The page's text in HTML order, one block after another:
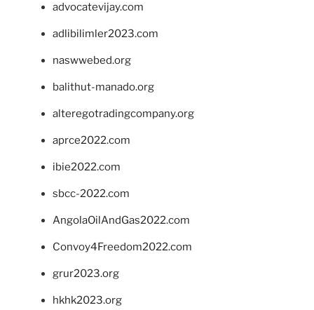
advocatevijay.com
adlibilimler2023.com
naswwebed.org
balithut-manado.org
alteregotradingcompany.org
aprce2022.com
ibie2022.com
sbcc-2022.com
AngolaOilAndGas2022.com
Convoy4Freedom2022.com
grur2023.org
hkhk2023.org